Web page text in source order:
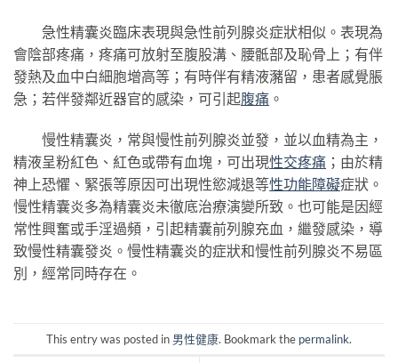
急性精囊炎臨床表現與急性前列腺炎症狀相似。表現為
會陰部疼痛，疼痛可放射至腹股溝、腰骶部及恥骨上；有伴
發熱及血中白細胞增高等；有時伴有精液瀦留，患者感覺脹
急；若伴發鄰近器官的感染，可引起腹痛 。
慢性精囊炎，常與慢性前列腺炎並發，並以血精為主，
精液呈粉紅色、紅色或帶有血塊，可出現性交疼痛 ；由於精
神上恐懼、緊張等原因可出現性慾減退等性功能障礙症狀。
慢性精囊炎多為精囊炎未徹底治療演變所致。也可能是因經
常性興奮或手淫過頻，引起精囊前列腺充血，繼發感染，導
致慢性精囊發炎。慢性精囊炎的症狀和慢性前列腺炎不易區
別，經常同時存在。
This entry was posted in 男性健康. Bookmark the permalink.